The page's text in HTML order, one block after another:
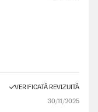
VERIFICATĂ REVIZUITĂ
30/11/2025